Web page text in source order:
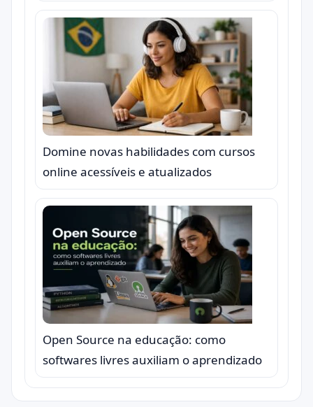
Domine novas habilidades com cursos
online acessíveis e atualizados
Open Source na educação: como
softwares livres auxiliam o aprendizado